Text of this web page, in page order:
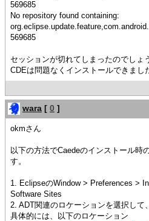
569685
No repository found containing:
569685
セッションが切れてしまったのでしょ
CDEは問題なくインストールできまし
wara [ 0 ]
okmさん
以下の方法でCaedeのインストール時
す。
1. EclipseのWindow > Preferences >
Software Sites
2. ADT関連のロケーションを選択して
具体的には、以下のロケーション